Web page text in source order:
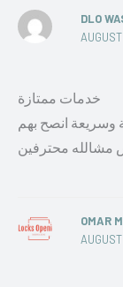
DLO
خدمات ممتازة
وسريعة انصح بهم
مشالله محترفين
OMAR